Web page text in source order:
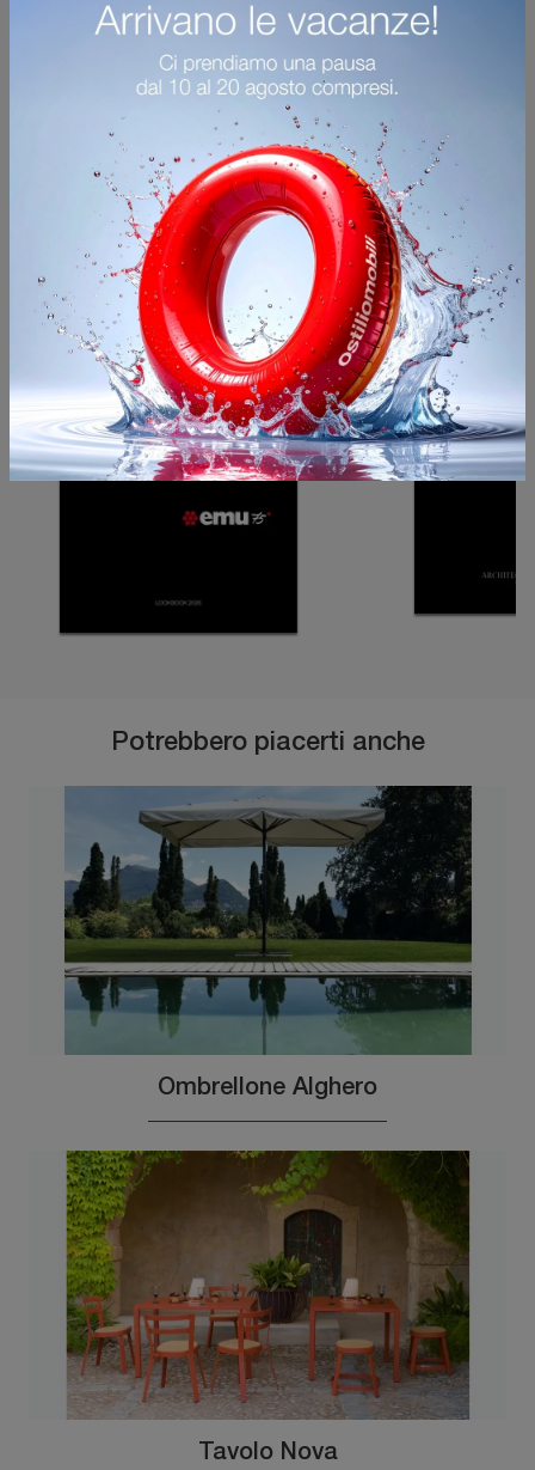
Sfoglia i cataloghi
Ho preso visione della Privacy Policy
Invia
Potrebbero piacerti anche
Ombrellone Alghero
Tavolo Nova